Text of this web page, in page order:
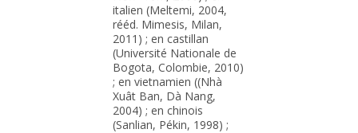
italien (Meltemi, 2004,
rééd. Mimesis, Milan,
2011) ; en castillan
(Université Nationale de
Bogota, Colombie, 2010)
; en vietnamien ((Nhà
Xuât Ban, Dà Nang,
2004) ; en chinois
(Sanlian, Pékin, 1998) ;